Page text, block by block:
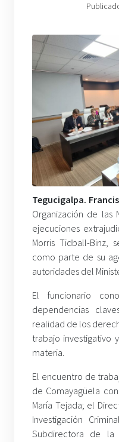
Tegucigalpa.
Organización de las
ejecuciones
Morris Tidball-Binz,
como parte de su
autoridades del
El funcionario
dependencias
realidad de los
trabajo investigativo
materia.
El encuentro de
de Comayagüela
María Tejada; el
Investigación
Subdirectora de la